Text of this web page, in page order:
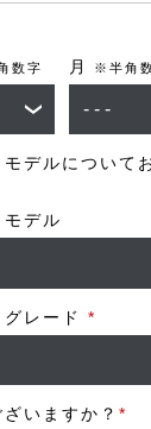
数字 月 ※半角
デルについて
デル
レード *
いますか？ *